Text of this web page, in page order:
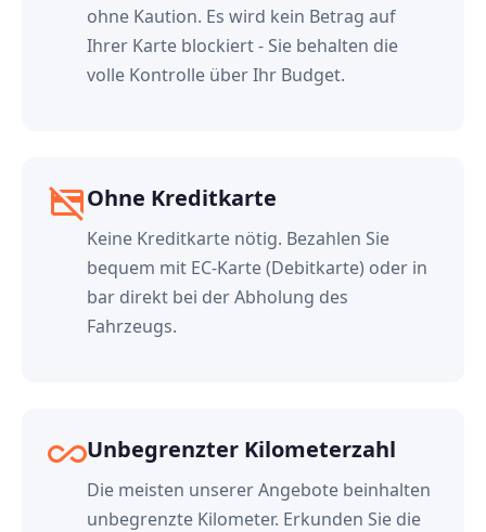
ohne Kaution. Es wird kein Betrag auf
Ihrer Karte blockiert - Sie behalten die
volle Kontrolle über Ihr Budget.
credit_card_offOhne Kreditkarte
Keine Kreditkarte nötig. Bezahlen Sie
bequem mit EC-Karte (Debitkarte) oder in
bar direkt bei der Abholung des
Fahrzeugs.
all_inclusiveUnbegrenzter Kilometerzahl
Die meisten unserer Angebote beinhalten
unbegrenzte Kilometer. Erkunden Sie die